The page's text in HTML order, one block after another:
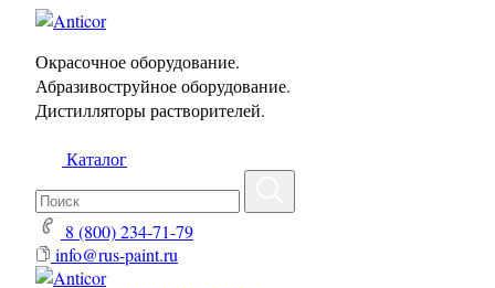
Окрасочное оборудование.
Абразивоструйное оборудование.
Дистилляторы растворителей.
Каталог
8 (800) 234-71-79
info@rus-paint.ru